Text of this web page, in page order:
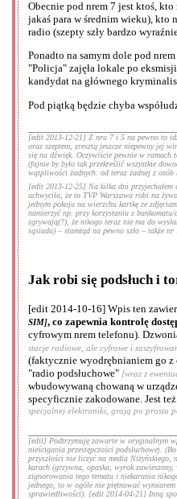
Obecnie pod nrem 7 jest ktoś,
jakaś para w średnim wieku), kto
radio (szepty szły bardzo
Ponadto na samym dole pod
"Policja" zajęła lokale po
kandydat na głównego
Pod piątką będzie chyba
[edit 2013-12-21] Z nru 7 i 5 na pewno to
oraz szeptem, zresztą jeszcze niepewny jej
się na dźwięk. Oczywiście pewnie w
(fajnie by było tak przekreślić wszystkie
wątpliwości żadnych: od teraz żadnej z
[edit 2013-12-25] Na kilka dni przyjechałem
uchwyciła, że to TVP Warszawa robi na
jednym pokoju na wierzchu kartkę ze
namierzyć np. przy korzystaniu z
zgrywają(?), że nikogo teraz nie ma do
sąsiada) – stamtąd na pewno szło – także
Jak robi się podsłuch i
[edit 2014-10-16] Wpis ten
SIM], co zapewnia kontrolę
cyfrowym nrem telefonu).
stacje radiowe, ale cyfrowe i
(faktycznie wyodrębnianiem go z
"radio podsłuchowe" [wraz z
wbudowywaną chowaną w
specyficznie zakodowane. Jest
specjalnej elektroniki, grają po prostu
[edit] Podtrzymuję zawarte w oryginalnym
nieścigania przestępczości podsłuchowej.
przyszłości nie liczyć na media
karach (grzywna, opaska, wyrok
zignorowania tego tematu i niekarania
jednego, to w ogóle nie piętnować
sprawiedliwości). [edit 2014-04-21] Inną